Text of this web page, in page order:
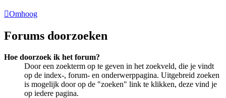
Omhoog
Forums doorzoeken
Hoe doorzoek ik het forum?
Door een zoekterm op te geven in het zoekveld, die je vindt
op de index-, forum- en onderwerppagina. Uitgebreid zoeken
is mogelijk door op de "zoeken" link te klikken, deze vind je
op iedere pagina.